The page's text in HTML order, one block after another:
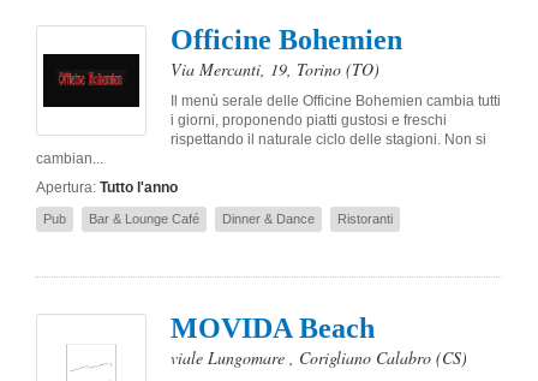
Officine Bohemien
Via Mercanti, 19, Torino (TO)
Il menù serale delle Officine Bohemien cambia tutti
i giorni, proponendo piatti gustosi e freschi
rispettando il naturale ciclo delle stagioni. Non si
cambian...
Apertura: Tutto l'anno
Pub Bar & Lounge Café Dinner & Dance Ristoranti
MOVIDA Beach
viale Lungomare , Corigliano Calabro (CS)